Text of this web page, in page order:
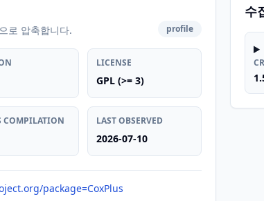
로 압축합니다. profile
LICENSE
GPL (>= 3)
COMPILATION LAST OBSERVED
2026-07-10
package=CoxPlus
수